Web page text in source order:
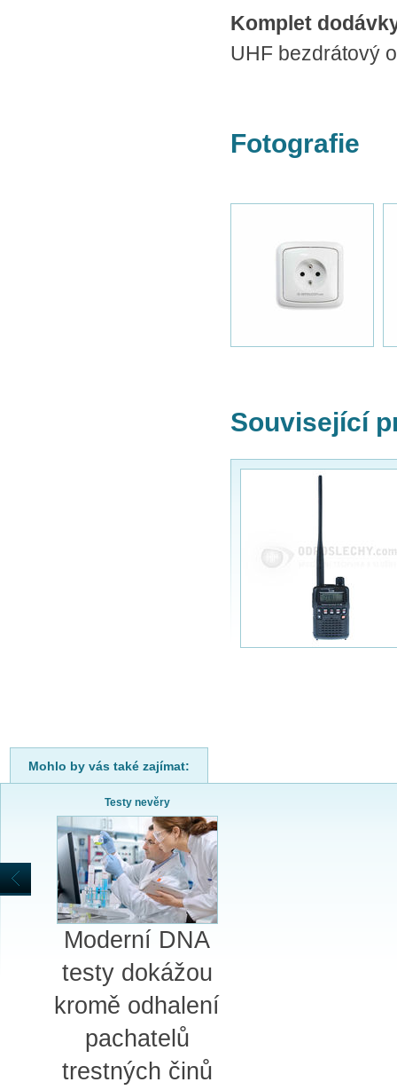
Komplet
UHF bezdrátový
Fotografie
Související
Mohlo by vás také zajímat:
Testy nevěry
Moderní DNA
testy dokážou
kromě odhalení
pachatelů
trestných činů